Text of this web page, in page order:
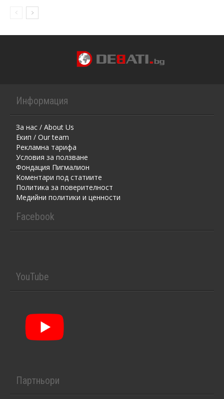
Информация
За нас / About Us
Екип / Our team
Рекламна тарифа
Условия за ползване
Фондация Пигмалион
Kоментaри под статиите
Политика за поверителност
Медийни политики и ценности
Facebook
YouTube
Партньори